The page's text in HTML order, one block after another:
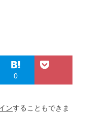
0
ンすることもできま